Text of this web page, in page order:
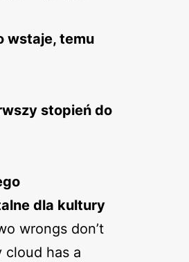
wstaje, temu
stopień do
dla kultury
wrongs don’t
cloud has a